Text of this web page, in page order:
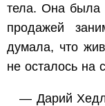
тела. Она была
продажей
думала, что
не осталось на
— Дарий